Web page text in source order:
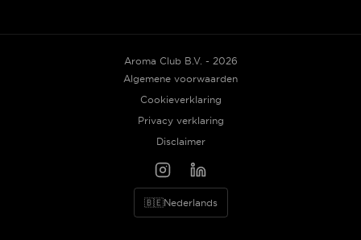
Aroma Club B.V. - 2026
Algemene voorwaarden
Cookieverklaring
Privacy verklaring
Disclaimer
🇧🇪Nederlands